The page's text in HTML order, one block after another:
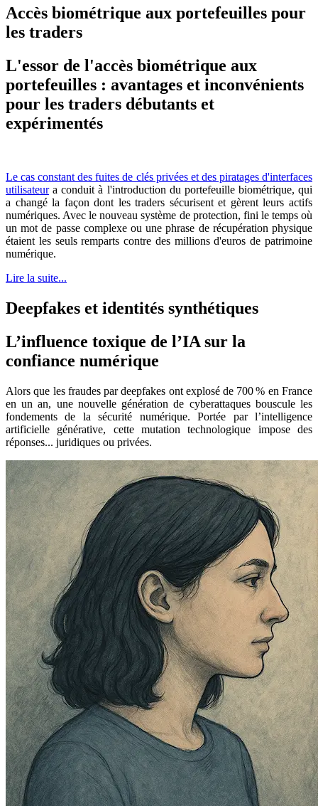
Accès biométrique aux portefeuilles pour
les traders
L'essor de l'accès biométrique aux
portefeuilles : avantages et inconvénients
pour les traders débutants et
expérimentés
Le cas constant des fuites de clés privées et des piratages d'interfaces
utilisateura conduit à l'introduction du portefeuille biométrique, qui
a changé la façon dont les traders sécurisent et gèrent leurs actifs
numériques. Avec le nouveau système de protection, fini le temps où
un mot de passe complexe ou une phrase de récupération physique
étaient les seuls remparts contre des millions d'euros de patrimoine
numérique.
Lire la suite...
Deepfakes et identités synthétiques
L’influence toxique de l’IA sur la
confiance numérique
Alors que les fraudes par deepfakes ont explosé de 700 % en France
en un an, une nouvelle génération de cyberattaques bouscule les
fondements de la sécurité numérique. Portée par l’intelligence
artificielle générative, cette mutation technologique impose des
réponses... juridiques ou privées.